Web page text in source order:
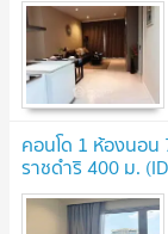
คอนโด 1 ห้องนอน
ราชดำริ 400 ม.